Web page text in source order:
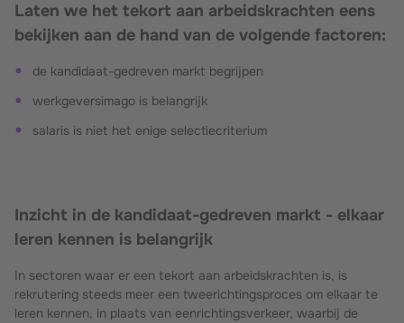
Laten we het tekort aan arbeidskrachten eens
bekijken aan de hand van de volgende factoren:
de kandidaat-gedreven markt begrijpen
werkgeversimago is belangrijk
salaris is niet het enige selectiecriterium
Inzicht in de kandidaat-gedreven markt - elkaar
leren kennen is belangrijk
In sectoren waar er een tekort aan arbeidskrachten is, is
rekrutering steeds meer een tweerichtingsproces om elkaar te
leren kennen, in plaats van eenrichtingsverkeer, waarbij de